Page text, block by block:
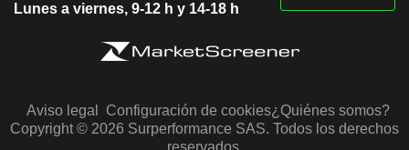
Lunes a viernes, 9-12 h y 14-18 h
Aviso legal Configuración de cookies¿Quiénes somos?
Copyright © 2026 Surperformance SAS. Todos los derechos